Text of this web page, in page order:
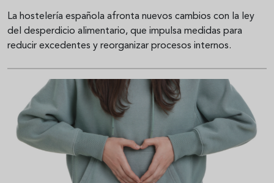
La hostelería española afronta nuevos cambios con la ley
del desperdicio alimentario, que impulsa medidas para
reducir excedentes y reorganizar procesos internos.